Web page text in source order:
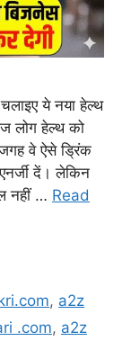
ये नया हेल्थ
लोग हेल्थ को
वे ऐसे ड्रिंक
दें। लेकिन
नहीं … Read
, a2z
.com, a2z